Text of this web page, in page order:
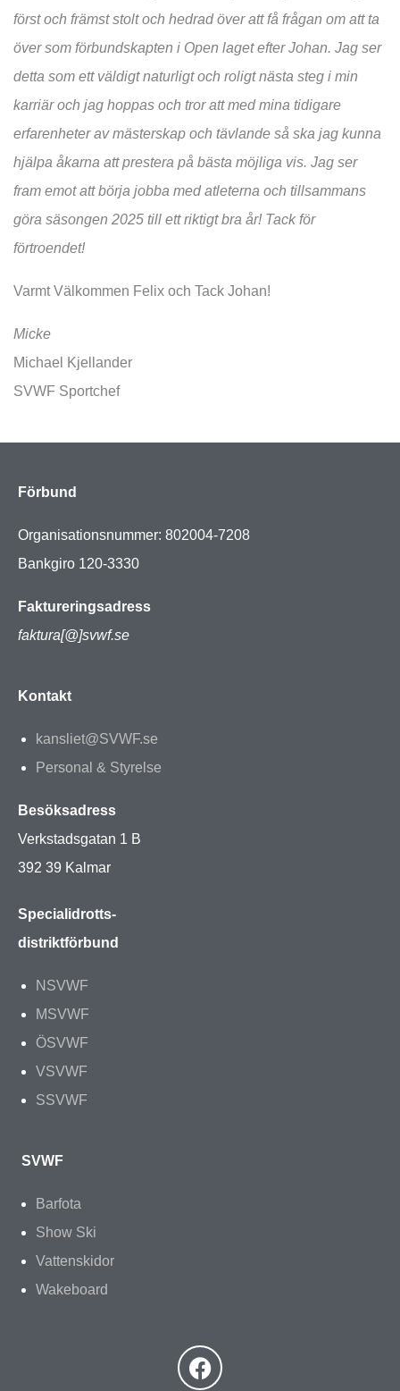
först och främst stolt och hedrad över att få frågan om att ta
över som förbundskapten i Open laget efter Johan. Jag ser
detta som ett väldigt naturligt och roligt nästa steg i min
karriär och jag hoppas och tror att med mina tidigare
erfarenheter av mästerskap och tävlande så ska jag kunna
hjälpa åkarna att prestera på bästa möjliga vis. Jag ser
fram emot att börja jobba med atleterna och tillsammans
göra säsongen 2025 till ett riktigt bra år! Tack för
förtroendet!
Varmt Välkommen Felix och Tack Johan!
Micke
Michael Kjellander
SVWF Sportchef
Förbund
Organisationsnummer: 802004-7208
Bankgiro 120-3330
Faktureringsadress
faktura[@]svwf.se
Kontakt
kansliet@SVWF.se
Personal & Styrelse
Besöksadress
Verkstadsgatan 1 B
392 39 Kalmar
Specialidrotts-
distriktförbund
NSVWF
MSVWF
ÖSVWF
VSVWF
SSVWF
SVWF
Barfota
Show Ski
Vattenskidor
Wakeboard